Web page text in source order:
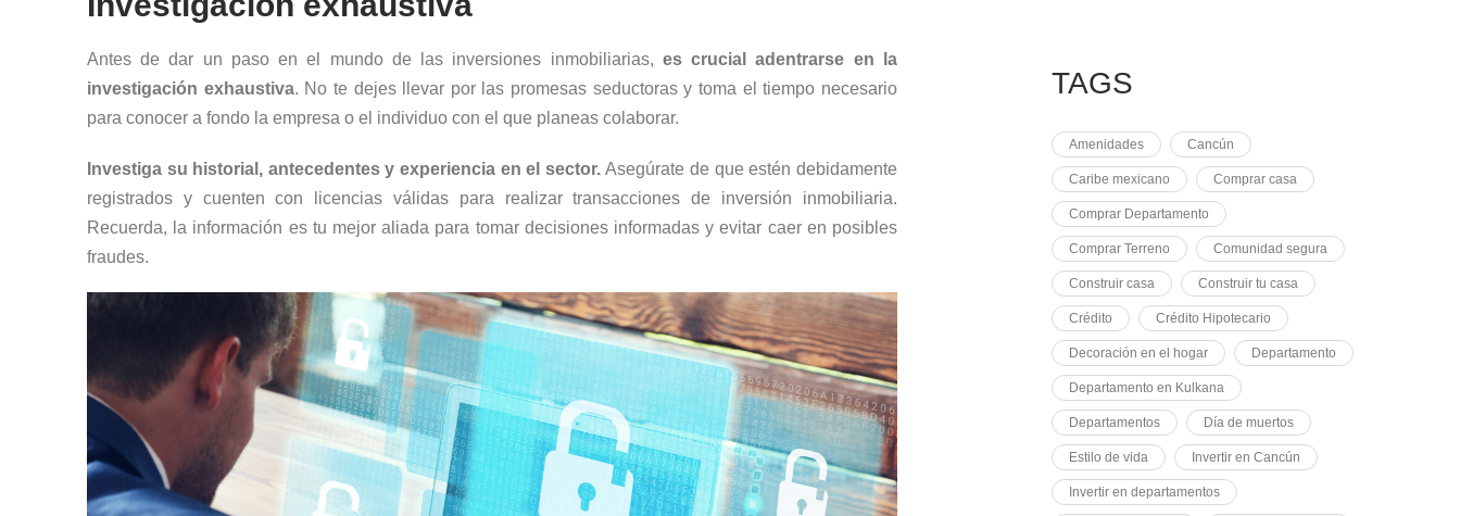
Antes de dar un paso en el mundo de las inversiones inmobiliarias, es crucial adentrarse en la
investigación exhaustiva. No te dejes llevar por las promesas seductoras y toma el tiempo necesario
para conocer a fondo la empresa o el individuo con el que planeas colaborar.
Investiga su historial, antecedentes y experiencia en el sector.Asegúrate de que estén debidamente
registrados y cuenten con licencias válidas para realizar transacciones de inversión inmobiliaria.
Recuerda, la información es tu mejor aliada para tomar decisiones informadas y evitar caer en posibles
fraudes.
TAGS
Amenidades Cancún
Caribe mexicano Comprar casa
Comprar Departamento
Comprar Terreno Comunidad segura
Construir casa Construir tu casa
Crédito Crédito Hipotecario
Decoración en el hogar Departamento
Departamento en Kulkana
Departamentos Día de muertos
Estilo de vida Invertir en Cancún
Invertir en departamentos